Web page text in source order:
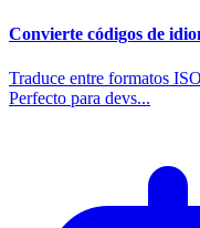
Convierte códigos de
Traduce entre formatos
Perfecto para devs...